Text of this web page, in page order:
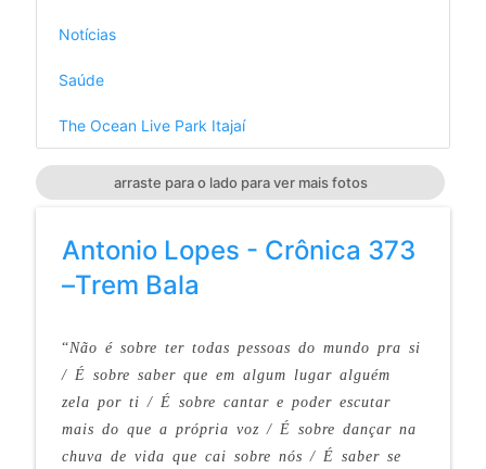
Notícias
Saúde
The Ocean Live Park Itajaí
arraste para o lado para ver mais fotos
Antonio Lopes - Crônica 373
–Trem Bala
“Não é sobre ter todas pessoas do mundo pra si
/ É sobre saber que em algum lugar alguém
zela por ti / É sobre cantar e poder escutar
mais do que a própria voz / É sobre dançar na
chuva de vida que cai sobre nós / É saber se